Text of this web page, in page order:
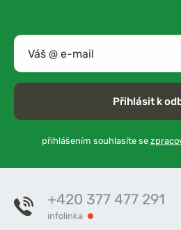
Přihlásit k
přihlášením souhlasíte se
+420 377 477 291
infolinka